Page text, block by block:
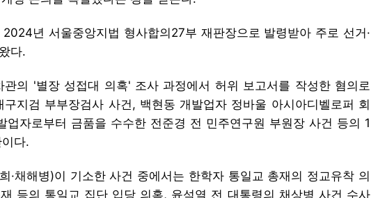
년 서울중앙지법 형사합의27부 재판장으로 발령받아 주로 선거·
다.
관의 '별장 성접대 의혹' 조사 과정에서 허위 보고서를 작성한 혐의로
지검 부부장검사 사건, 백현동 개발업자 정바울 아시아디벨로퍼 회
업자로부터 금품을 수수한 전준경 전 민주연구원 부원장 사건 등의 1
다.
·채해병)이 기소한 사건 중에서는 한학자 통일교 총재의 정교유착 의
등의 통일교 집단 입당 의혹, 윤석열 전 대통령의 채상병 사건 수사